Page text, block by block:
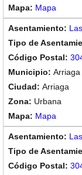
Mapa
Arriaga
Arriaga
Urbana
Mapa